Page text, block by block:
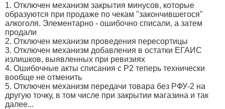
1. Отключен механизм закрытия минусов, которые
образуются при продаже по чекам "закончившегося"
алкоголя. Элементарно - ошибочно списали, а затем
продали
2. Отключен механизм проведения пересортицы
3. Отключен механизм добавления в остатки ЕГАИС
излишков, выявленных при ревизиях
4. Ошибочные акты списания с Р2 теперь технически
вообще не отменить
5. Отключен механизм передачи товара без РФУ-2 на
другую точку, в том числе при закрытии магазина и так
далее...